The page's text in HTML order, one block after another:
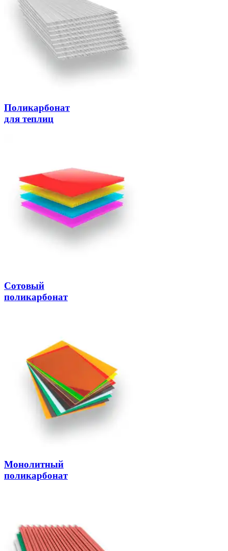
Поликарбонат
для теплиц
Сотовый
поликарбонат
Монолитный
поликарбонат